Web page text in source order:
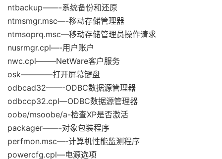
ntbackup——-系统备份和还原
ntmsmgr.msc—-移动存储管理器
ntmsoprq.msc—移动存储管理员操作请求
nusrmgr.cpl—-用户账户
nwc.cpl——–NetWare客户服务
osk————打开屏幕键盘
odbcad32——-ODBC数据源管理器
odbccp32.cpl—ODBC数据源管理器
oobe/msoobe/a-检查XP是否激活
packager——-对象包装程序
perfmon.msc—-计算机性能监测程序
powercfg.cpl—电源选项